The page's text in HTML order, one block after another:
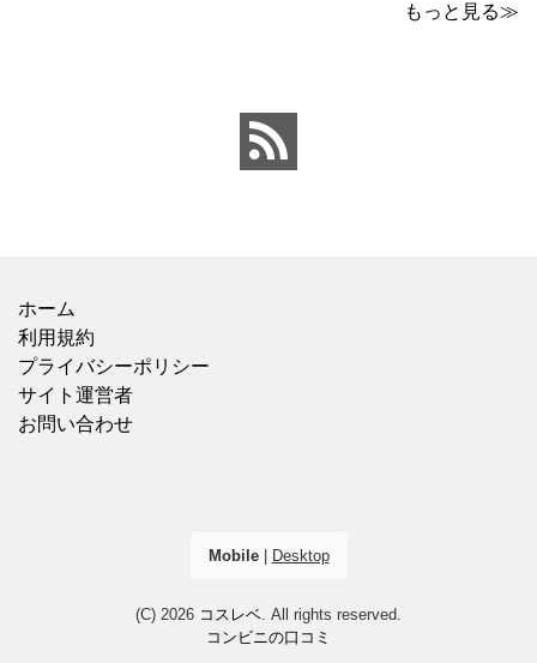
わいで、食欲がないとき
した食感と、具材
もっと見る≫
ホーム
利用規約
プライバシーポリシー
サイト運営者
お問い合わせ
Mobile| Desktop
(C) 2026 コスレベ . All rights reserved.
コンビニの口コミ